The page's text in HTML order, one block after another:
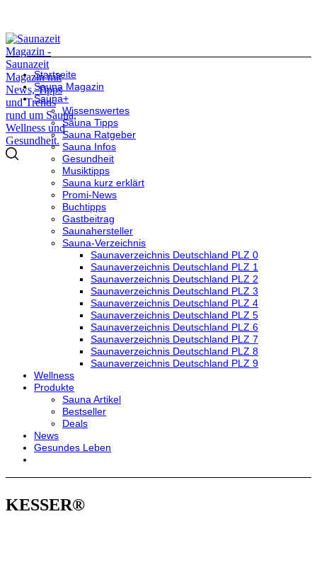
Startseite
Sauna Magazin
Sauna+
Wissenswertes
Sauna Tipps
Sauna Ratgeber
Sauna Infos
Gesundheit
Musiktipps
Sauna kurz erklärt
Promi-News
Buchtipps
Gastbeitrag
Saunahersteller
Sauna-Verzeichnis
Saunaverzeichnis Deutschland PLZ 0
Saunaverzeichnis Deutschland PLZ 1
Saunaverzeichnis Deutschland PLZ 2
Saunaverzeichnis Deutschland PLZ 3
Saunaverzeichnis Deutschland PLZ 4
Saunaverzeichnis Deutschland PLZ 5
Saunaverzeichnis Deutschland PLZ 6
Saunaverzeichnis Deutschland PLZ 7
Saunaverzeichnis Deutschland PLZ 8
Saunaverzeichnis Deutschland PLZ 9
Wellness
Produkte
Sauna Artikel
Bestseller
Deals
News
Gesundes Leben
KESSER®